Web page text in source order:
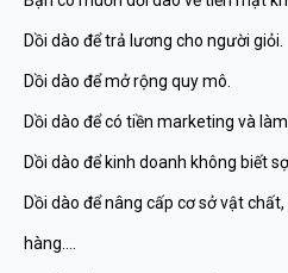
Dồi dào để trả lương cho người giỏi.
Dồi dào để mở rộng quy mô.
Dồi dào để có tiền marketing và
Dồi dào để kinh doanh không biết
Dồi dào để nâng cấp cơ sở vật
hàng….